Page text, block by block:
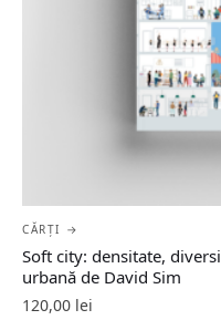
CĂRȚI →
Soft city: densitate,
urbană de David Sim
120,00 lei